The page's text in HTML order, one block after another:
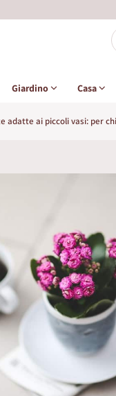
Giardino Casa
adatte ai piccoli vasi: per